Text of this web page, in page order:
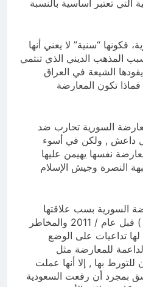
التي تعتبر أساسية بالنسبة
فكونها “سنية” لا يعني أنها
المذهب الديني الذي تنتمي
الشيعة في العراق
فماذا تكون المعارضة
السورية تحارب ضد
داعش , ولكن في أسوء
نفسها يهيمن عليها
النصرة وجيش الإسلام
السورية بسب علاقتها
القوية مع نظام (بشار الأسد ) قبل عام / 2011 والمخاطر
لها تداعيات على الوضع
للمعارضة مثل
بها , إلا أنها عملت
بمجرد أن رفعت السعودية